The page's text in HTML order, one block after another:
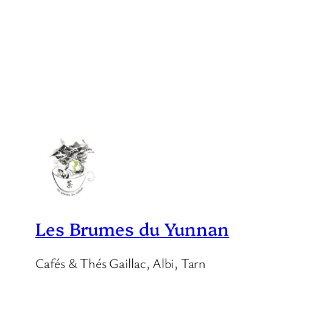
Les Brumes du Yunnan
Cafés & Thés Gaillac, Albi, Tarn